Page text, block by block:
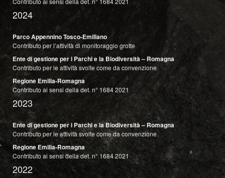
2024
Parco Appennino Tosco-Emiliano
Contributo per l’attività di monitoraggio grotte
Ente di gestione per i Parchi e la Biodiversità – Romagna
Contributo per le attività svolte come da convenzione
Regione Emilia-Romagna
Contributo ai sensi della det. n° 16842021
2023
Ente di gestione per i Parchi e la Biodiversità – Romagna
Contributo per le attività svolte come da convenzione
Regione Emilia-Romagna
Contributo ai sensi della det. n° 16842021
2022